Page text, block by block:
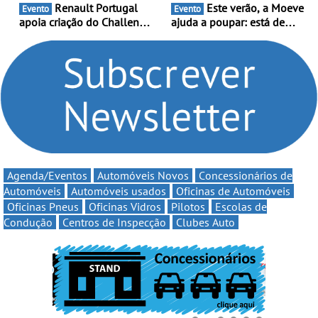
Evento
apoia criação do Challenge
compromisso com o
automobilismo nacional
continua em 2026
Evento
ajuda a poupar: está de
Volta” com descontos de
Agenda/Eventos Automóveis Novos
Concessionários de
Automóveis
Automóveis usados
Oficinas de Automóveis
Oficinas Pneus
Oficinas Vidros Pilotos
Escolas de
Condução
Centros de Inspecção Clubes Auto